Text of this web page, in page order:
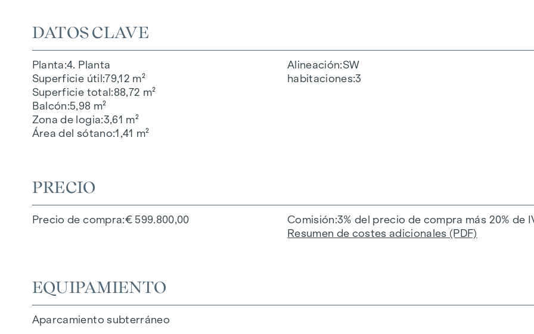
DATOS CLAVE
Planta 4. Planta
Superficie útil 79,12 m²
Superficie total 88,72 m²
Balcón 5,98 m²
Zona de logia 3,61 m²
Área del sótano 1,41 m²
Alineación SW
habitaciones 3
PRECIO
Precio de compra € 599.800,00 Comisión 3% del precio de compra más 20% de
Resumen de costes adicionales (PDF)
EQUIPAMIENTO
Aparcamiento subterráneo